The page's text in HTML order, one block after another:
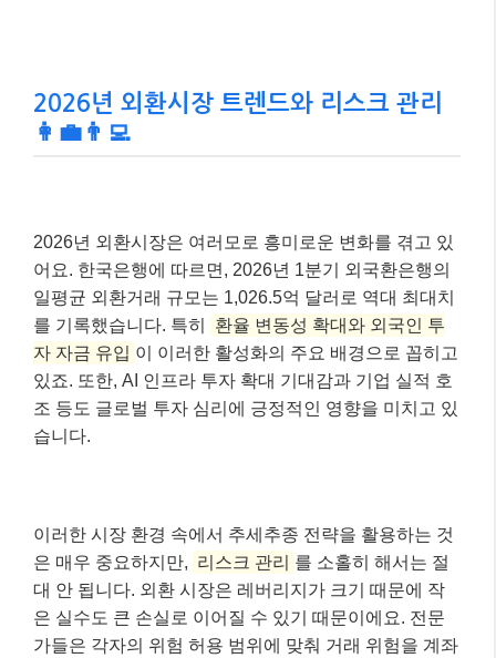
2026년 외환시장 트렌드와 리스크 관리
👩‍💼👨‍💻
2026년 외환시장은 여러모로 흥미로운 변화를 겪고 있
어요. 한국은행에 따르면, 2026년 1분기 외국환은행의
일평균 외환거래 규모는 1,026.5억 달러로 역대 최대치
를 기록했습니다. 특히
환율 변동성 확대와 외국인 투
자 자금 유입 이 이러한 활성화의 주요 배경으로 꼽히고
있죠. 또한, AI 인프라 투자 확대 기대감과 기업 실적 호
조 등도 글로벌 투자 심리에 긍정적인 영향을 미치고 있
습니다.
이러한 시장 환경 속에서 추세추종 전략을 활용하는 것
은 매우 중요하지만, 리스크 관리 를 소홀히 해서는 절
대 안 됩니다. 외환 시장은 레버리지가 크기 때문에 작
은 실수도 큰 손실로 이어질 수 있기 때문이에요. 전문
가들은 각자의 위험 허용 범위에 맞춰 거래 위험을 계좌